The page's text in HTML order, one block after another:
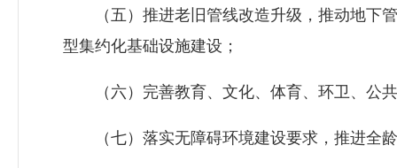
（五）推进老旧管线改造升级，推动地下管
型集约化基础设施建设；
（六）完善教育、文化、体育、环卫、公共
（七）落实无障碍环境建设要求，推进全